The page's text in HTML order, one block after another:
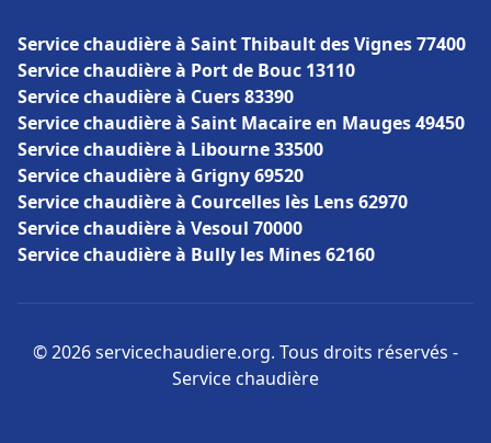
Service chaudière à Saint Thibault des Vignes 77400
Service chaudière à Port de Bouc 13110
Service chaudière à Cuers 83390
Service chaudière à Saint Macaire en Mauges 49450
Service chaudière à Libourne 33500
Service chaudière à Grigny 69520
Service chaudière à Courcelles lès Lens 62970
Service chaudière à Vesoul 70000
Service chaudière à Bully les Mines 62160
© 2026 servicechaudiere.org. Tous droits réservés -
Service chaudière